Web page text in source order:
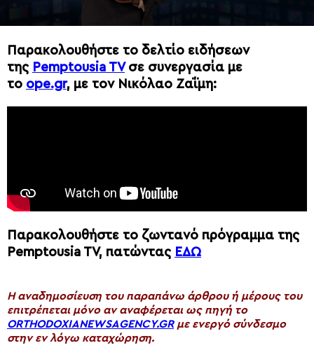
Παρακολουθήστε το δελτίο ειδήσεων
της Pemptousia TVσε συνεργασία με
το ope.gr, με τον Νικόλαο Ζαΐμη:
Παρακολουθήστε το ζωντανό πρόγραμμα της
Pemptousia TV, πατώντας ΕΔΩ
H αναδημοσίευση του παραπάνω άρθρου ή μέρους του
επιτρέπεται μόνο αν αναφέρεται ως πηγή το
ORTHODOXIANEWSAGENCY.GRμε ενεργό σύνδεσμο
στην εν λόγω καταχώρηση.